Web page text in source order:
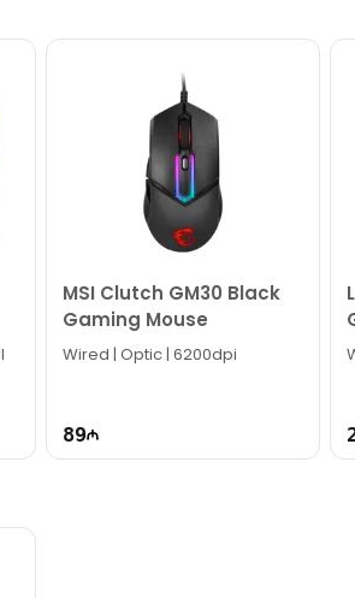
Business Black 910-003357
150 metr məsafədə yerləşir.
də digər kompüter aksesuarları
ehtiyacınız varsa təcrübəli
Business Black 910-003357
əlaqə qurmaq üçün email ilə
üçün təşəkkür edirik!
MSI Clutch GM30 Black
Gaming Mouse
Wired | Optic | 6200dpi
89